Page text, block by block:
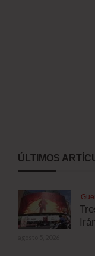
ÚLTIMOS